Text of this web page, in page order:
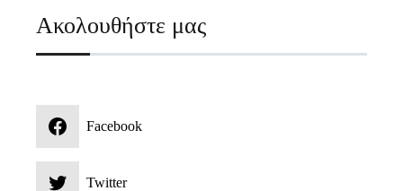
Ακολουθήστε μας
Facebook
Twitter